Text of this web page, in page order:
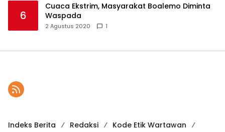
6
Cuaca Ekstrim, Masyarakat Boalemo Diminta
Waspada
2 Agustus 2020 1
Indeks Berita Redaksi Kode Etik Wartawan